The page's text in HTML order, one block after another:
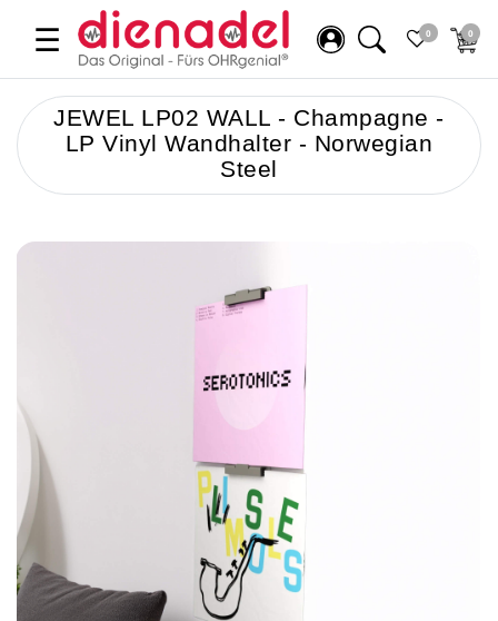
☰ 0 0
JEWEL LP02 WALL - Champagne -
LP Vinyl Wandhalter - Norwegian
Steel